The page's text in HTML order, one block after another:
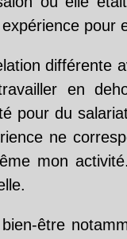
pour
différente
en
pour du
ne
mon
être